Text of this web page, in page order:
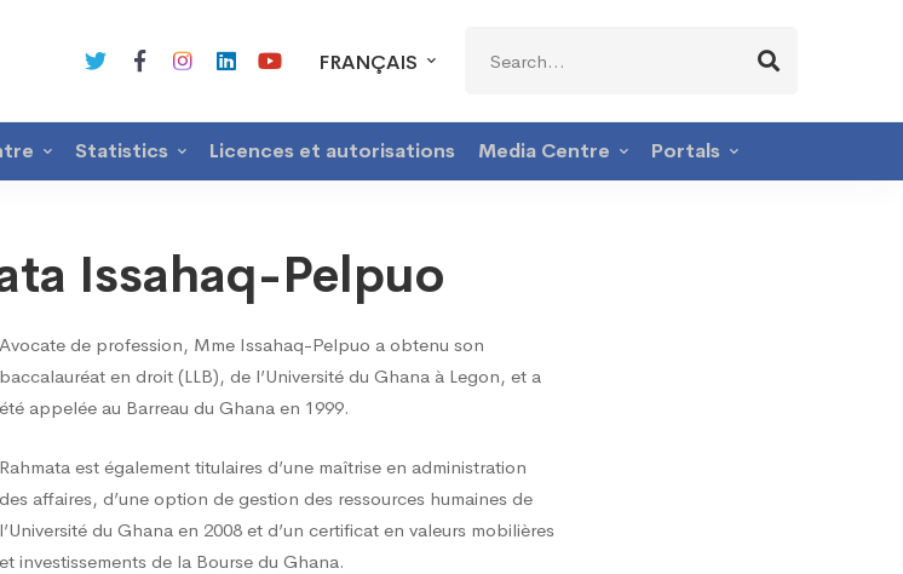
FRANÇAIS
for:
Statistics Licences et autorisations Media Centre Portals
Issahaq-Pelpuo
Avocate de profession, Mme Issahaq-Pelpuo a obtenu son
baccalauréat en droit (LLB), de l’Université du Ghana à Legon, et a
été appelée au Barreau du Ghana en 1999.
Rahmata est également titulaires d’une maîtrise en administration
des affaires, d’une option de gestion des ressources humaines de
l’Université du Ghana en 2008 et d’un certificat en valeurs mobilières
et investissements de la Bourse du Ghana.